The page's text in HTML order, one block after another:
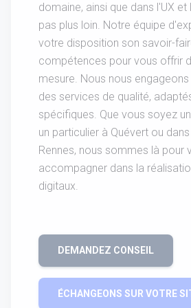
domaine, ainsi que dans l'UX et
pas plus loin. Notre équipe
votre disposition son savoir-
compétences pour vous offrir
mesure. Nous nous
des services de qualité,
spécifiques. Que vous soyez
un particulier à Quévert ou
Rennes, nous sommes là pour
accompagner dans la
digitaux.
DEMANDEZ CONSEIL
ÉCHANGEONS SUR VOTRE